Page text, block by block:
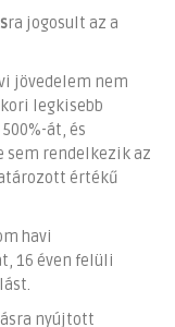
ra jogosult az a
jövedelem nem
legkisebb
át, és
sem rendelkezik az
értékű
havi
16 éven felüli
nyújtott